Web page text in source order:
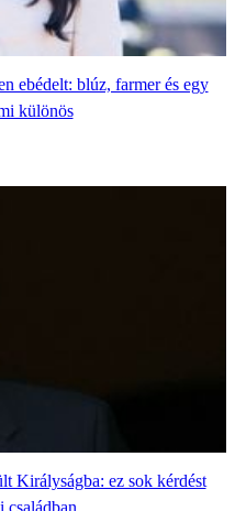
ebédelt: blúz, farmer és egy
különös
Királyságba: ez sok kérdést
családban